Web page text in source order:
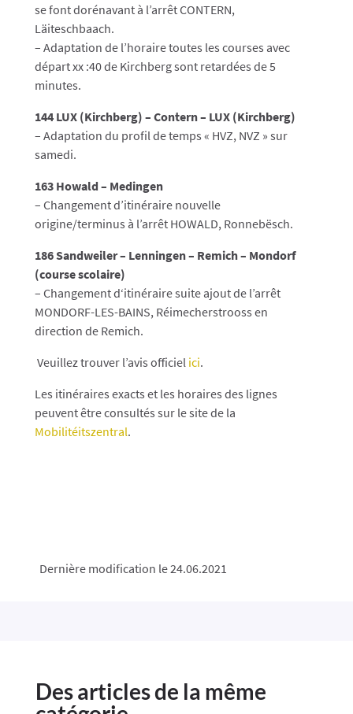
se font dorénavant à l’arrêt CONTERN,
Läiteschbaach.
– Adaptation de l’horaire toutes les courses avec
départ xx :40 de Kirchberg sont retardées de 5
minutes.
144 LUX (Kirchberg) – Contern – LUX (Kirchberg)
– Adaptation du profil de temps « HVZ, NVZ » sur
samedi.
163 Howald – Medingen
– Changement d’itinéraire nouvelle
origine/terminus à l’arrêt HOWALD, Ronnebësch.
186 Sandweiler – Lenningen – Remich – Mondorf
(course scolaire)
– Changement d‘itinéraire suite ajout de l’arrêt
MONDORF-LES-BAINS, Réimecherstrooss en
direction de Remich.
Veuillez trouver l’avis officiel ici.
Les itinéraires exacts et les horaires des lignes
peuvent être consultés sur le site de la
Mobilitéitszentral.
Dernière modification le 24.06.2021
Des articles de la même